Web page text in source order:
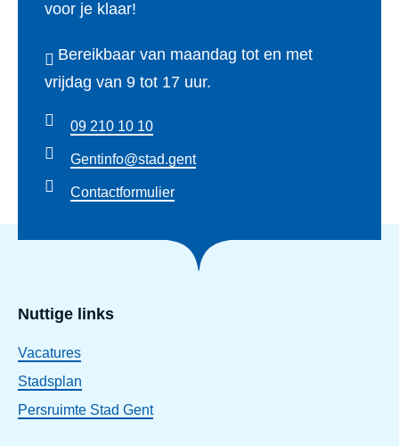
voor je klaar!
Bereikbaar van maandag tot en met
vrijdag van 9 tot 17 uur.
09 210 10 10
Gentinfo@stad.gent
Contactformulier
Nuttige links
Vacatures
Stadsplan
Persruimte Stad Gent